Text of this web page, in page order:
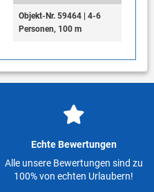
Objekt-Nr. 59464 | 4-6
Personen, 100 m
Echte Bewertungen
Alle unsere Bewertungen sind zu
100% von echten Urlaubern!